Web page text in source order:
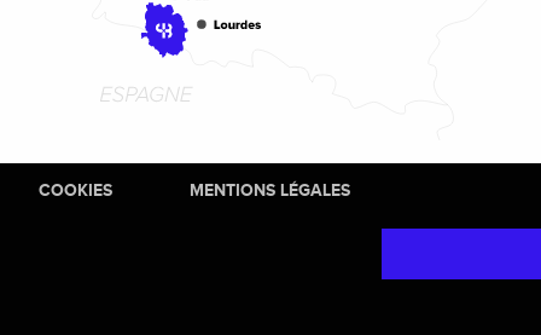
COOKIES MENTIONS LÉGALES